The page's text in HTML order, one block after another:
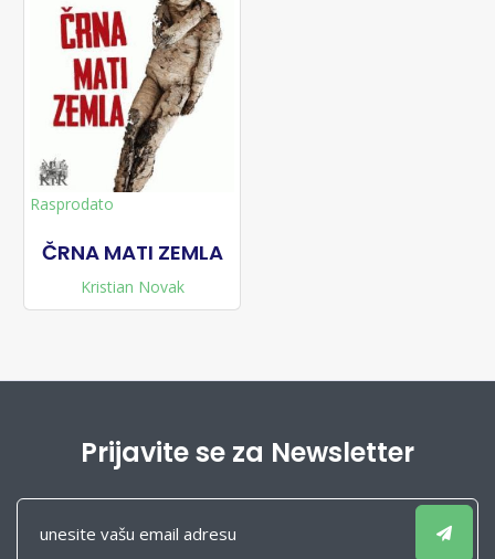
Rasprodato
ČRNA MATI ZEMLA
Kristian Novak
Prijavite se za Newsletter